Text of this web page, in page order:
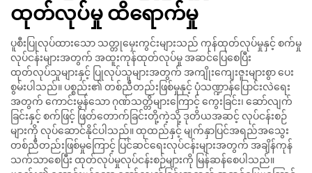
ထုတ်လုပ်မှု ထိရောက်မှု
ပူစီးပြုလုပ်ထားသော သတ္တုမှေးကွင်းများသည် ကုန်ထုတ်လုပ်မှုနှင့် စက်မှု
လုပ်ငန်းများအတွက် အထူးကုန်ထုတ်လုပ်မှု အဆင်ပြေစေပြီး
ထုတ်လုပ်သူများနှင့် ပြုလုပ်သူများအတွက် အကျိုးကျေးဇူးများစွာ ပေး
စွမ်းပါသည်။ ပစ္စည်း၏ တစ်ညီတည်းဖြစ်မှုနှင့် ပုံသဏ္ဍာန်ပြောင်းလဲရေး
အတွက် ကောင်းမွန်သော ဂုဏ်သတ္တိများကြောင့် ကွေးခြင်း၊ ဆော်လျက်
ခြင်းနှင့် စက်ဖြင့် ဖြတ်တောက်ခြင်းတို့ကဲ့သို့ ဒုတိယအဆင့် လုပ်ငန်းစဉ်
များကို လုပ်ဆောင်နိုင်ပါသည်။ ထုထည်နှင့် မျက်နှာပြင်အရည်အသွေး
တစ်ညီတည်းဖြစ်မှုကြောင့် ပြင်ဆင်ရေးလုပ်ငန်းများအတွက် အချိန်ကုန်
သက်သာစေပြီး ထုတ်လုပ်မှုလုပ်ငန်းစဉ်များကို မြန်ဆန်စေပါသည်။